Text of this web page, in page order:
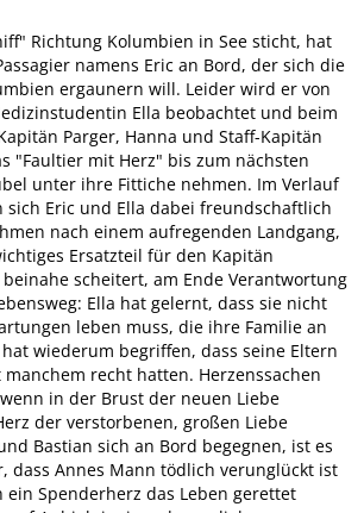
Richtung Kolumbien in See sticht, hat
namens Eric an Bord, der sich die
ergaunern will. Leider wird er von
Ella beobachtet und beim
Parger, Hanna und Staff-Kapitän
"Faultier mit Herz" bis zum nächsten
unter ihre Fittiche nehmen. Im Verlauf
sich Eric und Ella dabei freundschaftlich
nach einem aufregenden Landgang,
Ersatzteil für den Kapitän
scheitert, am Ende Verantwortung
Ella hat gelernt, dass sie nicht
leben muss, die ihre Familie an
wiederum begriffen, dass seine Eltern
recht hatten. Herzenssachen
in der Brust der neuen Liebe
der verstorbenen, großen Liebe
Bastian sich an Bord begegnen, ist es
dass Annes Mann tödlich verunglückt ist
ein Spenderherz das Leben gerettet